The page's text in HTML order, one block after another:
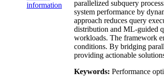
information
parallelized subquery
system performance by
approach reduces query
distribution and ML-guided
workloads. The framework
conditions. By bridging
providing actionable
Keywords: Performance